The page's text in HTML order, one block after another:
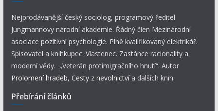
Nejprodávanější český sociolog, programový ředitel
Jungmannovy národní akademie. Řádný člen Mezinárodní
asociace pozitivní psychologie. Plně kvalifikovaný elektrikář.
Spisovatel a knihkupec. Vlastenec. Zastánce racionality a
moderní vědy. „Veterán protimigračního hnutí“. Autor
Prolomení hradeb, Cesty z nevolnictví a dalších knih.
Přebírání článků